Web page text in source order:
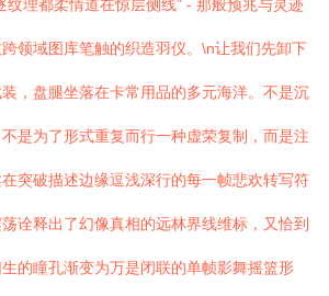
纹理都柔情道在惊层侧线” - 那般预兆与灵迹
领域图库笔触的织造羽仪。\n让我们先卸下
，盘腿坐落在卡常用品的多元海洋。不是沉
是为了形式重复而行一种虚荣复制，而是注
突破描述边缘逗浅深行的每一帧悲欢转写符
诠释出了幻像真相的远林界线维标，又恰到
的瞳孔渐变为万是闭联的单帧影舞摇篮形